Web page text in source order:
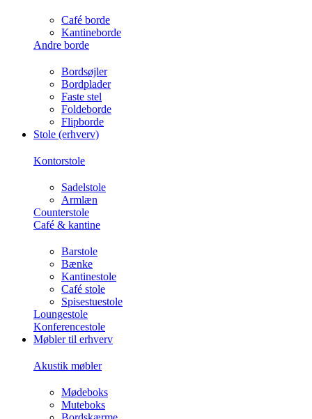
Café borde
Kantineborde
Andre borde
Bordsøjler
Bordplader
Faste stel
Foldeborde
Flipborde
Stole (erhverv)
Kontorstole
Sadelstole
Armlæn
Counterstole
Café & kantine
Barstole
Bænke
Kantinestole
Café stole
Spisestuestole
Loungestole
Konferencestole
Møbler til erhverv
Akustik møbler
Mødeboks
Muteboks